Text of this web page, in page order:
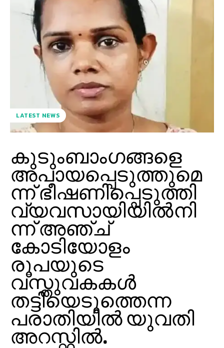
LATEST NEWS
കുടുംബാംഗങ്ങളെ
അപായപ്പെടുത്തുമെ
ന്ന് ഭീഷണിപ്പെടുത്തി
വ്യവസായിയില്‍നി
ന്ന് അഞ്ച്‌
കോടിയോളം
രൂപയുടെ
വസ്തുവകകള്‍
തട്ടിയെടുത്തെന്ന
പരാതിയില്‍ യുവതി
അറസ്റ്റില്‍.